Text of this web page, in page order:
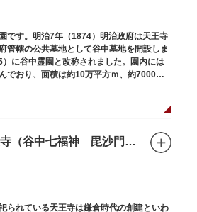
です。明治7年（1874）明治政府は天王寺
管轄の公共墓地として谷中墓地を開設しま
に谷中霊園と改称されました。園内には
でおり、面積は約10万平方ｍ、約7000基
「さくら通り」は桜の名所となっていま
天王寺（谷中七福神 毘沙門天）
られている天王寺は鎌倉時代の創建といわ